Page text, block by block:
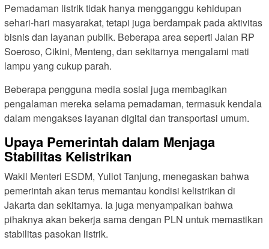
Pemadaman listrik tidak hanya mengganggu kehidupan
sehari-hari masyarakat, tetapi juga berdampak pada aktivitas
bisnis dan layanan publik. Beberapa area seperti Jalan RP
Soeroso, Cikini, Menteng, dan sekitarnya mengalami mati
lampu yang cukup parah.
Beberapa pengguna media sosial juga membagikan
pengalaman mereka selama pemadaman, termasuk kendala
dalam mengakses layanan digital dan transportasi umum.
Upaya Pemerintah dalam Menjaga
Stabilitas Kelistrikan
Wakil Menteri ESDM, Yuliot Tanjung, menegaskan bahwa
pemerintah akan terus memantau kondisi kelistrikan di
Jakarta dan sekitarnya. Ia juga menyampaikan bahwa
pihaknya akan bekerja sama dengan PLN untuk memastikan
stabilitas pasokan listrik.